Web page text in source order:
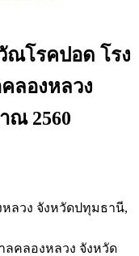
ณโรคปอด โรง
ลองหลวง
ณ 2560
ลวง จังหวัดปทุมธานี,
ลคลองหลวง จังหวัด